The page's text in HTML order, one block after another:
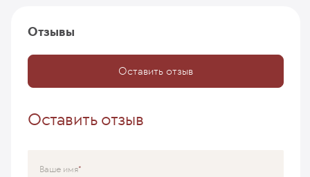
Отзывы
Оставить отзыв
Оставить отзыв
Ваше имя